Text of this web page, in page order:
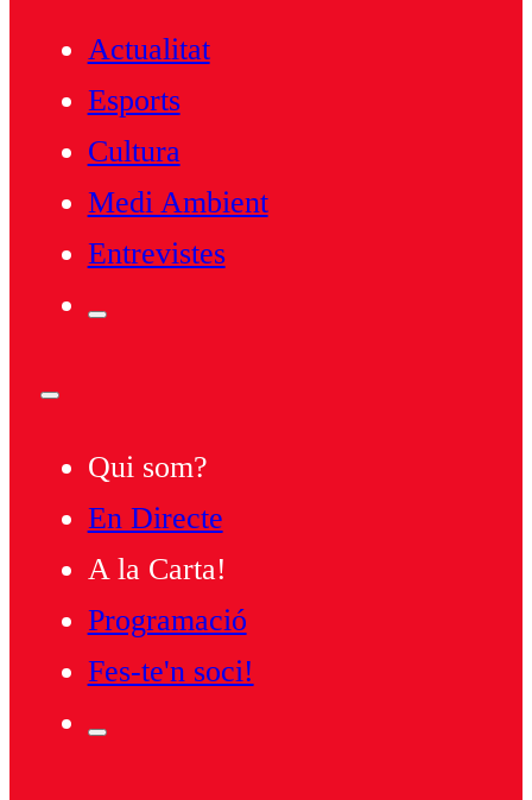
Actualitat
Esports
Cultura
Medi Ambient
Entrevistes
Qui som?
En Directe
A la Carta!
Programació
Fes-te'n soci!